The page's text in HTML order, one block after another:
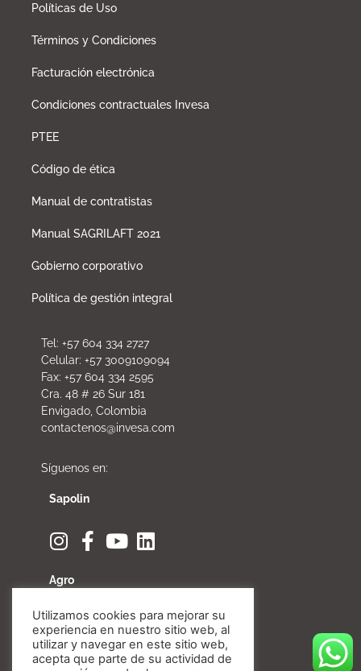
Políticas de Uso
Términos y Condiciones
Facturación electrónica
Condiciones contractuales Invesa
PTEE
Código de ética
Manual de contratistas
Manual SAGRILAFT 2021
Gobierno corporativo
Política de gestión integral
Tel: +57 604 334 2727
Celular: +57 3009109094
Fax: +57 604 334 2595
Cra. 48 # 26 Sur 181
Envigado, Colombia
contactenos@invesa.com
Síguenos en:
Sapolin
Agro
Fibratore
Utilizamos cookies para mejorar su
experiencia en nuestro sitio web, al
utilizar y navegar en este sitio web,
acepta que parte de su actividad de